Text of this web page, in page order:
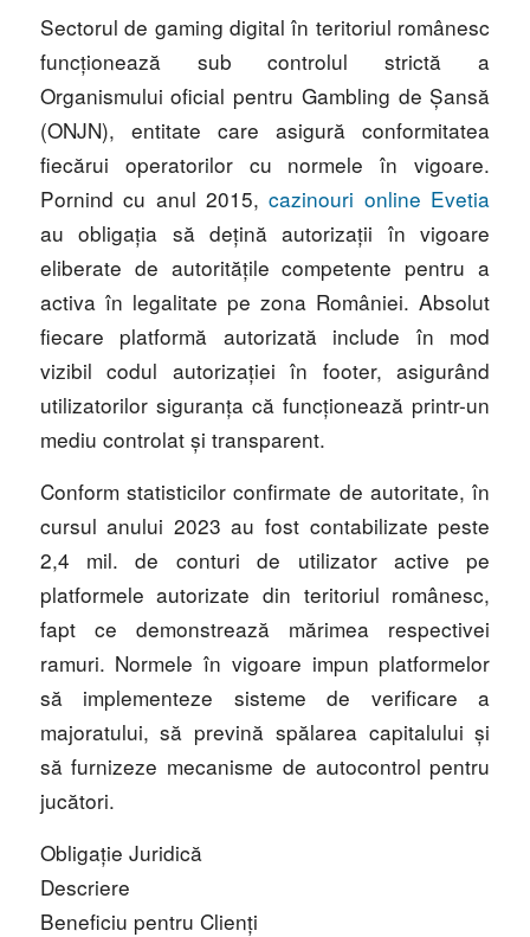
Sectorul de gaming digital în teritoriul românesc
funcționează sub controlul strictă a
Organismului oficial pentru Gambling de Șansă
(ONJN), entitate care asigură conformitatea
fiecărui operatorilor cu normele în vigoare.
Pornind cu anul 2015,cazinouri online Evetia
au obligația să dețină autorizații în vigoare
eliberate de autoritățile competente pentru a
activa în legalitate pe zona României. Absolut
fiecare platformă autorizată include în mod
vizibil codul autorizației în footer, asigurând
utilizatorilor siguranța că funcționează printr-un
mediu controlat și transparent.
Conform statisticilor confirmate de autoritate, în
cursul anului 2023 au fost contabilizate peste
2,4 mil. de conturi de utilizator active pe
platformele autorizate din teritoriul românesc,
fapt ce demonstrează mărimea respectivei
ramuri. Normele în vigoare impun platformelor
să implementeze sisteme de verificare a
majoratului, să prevină spălarea capitalului și
să furnizeze mecanisme de autocontrol pentru
jucători.
Obligație Juridică
Descriere
Beneficiu pentru Clienți